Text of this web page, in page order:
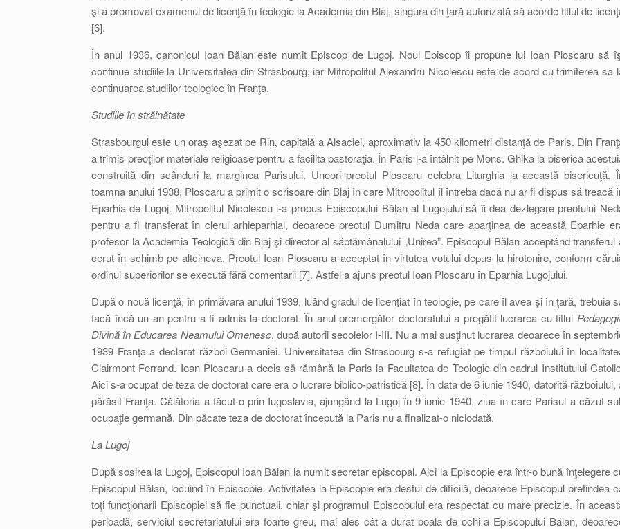
şi a promovat examenul de licenţă în teologie la Academia din Blaj, singura din ţară autorizată să acorde titlul de
[6].
În anul 1936, canonicul Ioan Bălan este numit Episcop de Lugoj. Noul Episcop îi propune lui Ioan Ploscaru să
continue studiile la Universitatea din Strasbourg, iar Mitropolitul Alexandru Nicolescu este de acord cu trimiterea sa
continuarea studiilor teologice în Franţa.
Studiile în străinătate
Strasbourgul este un oraş aşezat pe Rin, capitală a Alsaciei, aproximativ la 450 kilometri distanţă de Paris. Din
a trimis preoţilor materiale religioase pentru a facilita pastoraţia. În Paris l-a întâlnit pe Mons. Ghika la biserica
construită din scânduri la marginea Parisului. Uneori preotul Ploscaru celebra Liturghia la această bisericuţă.
toamna anului 1938, Ploscaru a primit o scrisoare din Blaj în care Mitropolitul îl întreba dacă nu ar fi dispus să treacă
Eparhia de Lugoj. Mitropolitul Nicolescu i-a propus Episcopului Bălan al Lugojului să îi dea dezlegare preotului
pentru a fi transferat în clerul arhieparhial, deoarece preotul Dumitru Neda care aparţinea de această Eparhie
profesor la Academia Teologică din Blaj şi director al săptămânalului „Unirea”. Episcopul Bălan acceptând transferul
cerut în schimb pe altcineva. Preotul Ioan Ploscaru a acceptat în virtutea votului depus la hirotonire, conform
ordinul superiorilor se execută fără comentarii [7]. Astfel a ajuns preotul Ioan Ploscaru în Eparhia Lugojului.
După o nouă licenţă, în primăvara anului 1939, luând gradul de licenţiat în teologie, pe care îl avea şi în ţară, trebuia
facă încă un an pentru a fi admis la doctorat. În anul premergător doctoratului a pregătit lucrarea cu titlul
Divină în Educarea Neamului Omenesc, după autorii secolelor I-III. Nu a mai susţinut lucrarea deoarece în
1939 Franţa a declarat război Germaniei. Universitatea din Strasbourg s-a refugiat pe timpul războiului în
Clairmont Ferrand. Ioan Ploscaru a decis să rămână la Paris la Facultatea de Teologie din cadrul Institutului
Aici s-a ocupat de teza de doctorat care era o lucrare biblico-patristică [8]. În data de 6 iunie 1940, datorită războiului,
părăsit Franţa. Călătoria a făcut-o prin Iugoslavia, ajungând la Lugoj în 9 iunie 1940, ziua în care Parisul a căzut
ocupaţie germană. Din păcate teza de doctorat începută la Paris nu a finalizat-o niciodată.
La Lugoj
După sosirea la Lugoj, Episcopul Ioan Bălan la numit secretar episcopal. Aici la Episcopie era într-o bună înţelegere
Episcopul Bălan, locuind în Episcopie. Activitatea la Episcopie era destul de dificilă, deoarece Episcopul pretindea
toţi funcţionarii Episcopiei să fie punctuali, chiar şi programul Episcopului era respectat cu mare precizie. În
perioadă, serviciul secretariatului era foarte greu, mai ales cât a durat boala de ochi a Episcopului Bălan,